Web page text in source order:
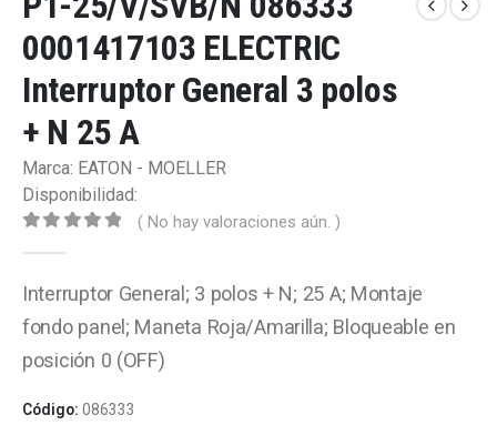
0001417103 ELECTRIC
Interruptor General 3 polos
+ N 25 A
Marca: EATON - MOELLER
Disponibilidad:
( No hay valoraciones aún. )
Interruptor General; 3 polos + N; 25 A; Montaje
fondo panel; Maneta Roja/Amarilla; Bloqueable en
posición 0 (OFF)
Código: 086333